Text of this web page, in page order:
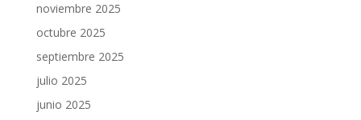
noviembre 2025
octubre 2025
septiembre 2025
julio 2025
junio 2025